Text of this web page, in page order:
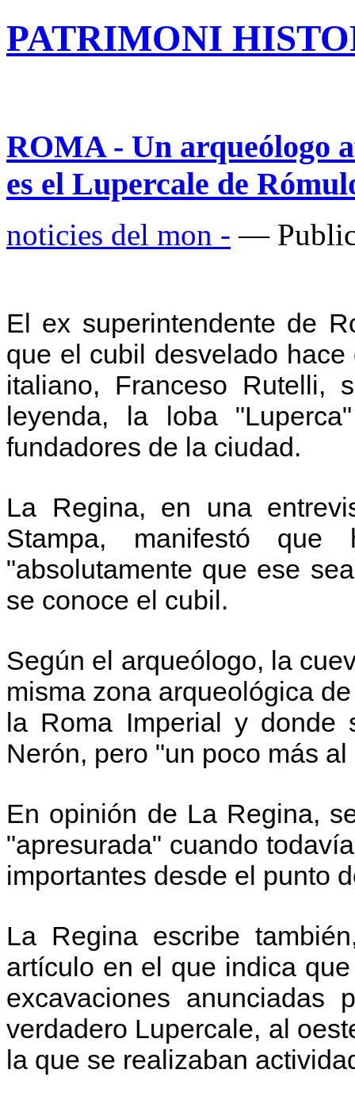
PATRIMONI
ROMA - Un arqueólogo
es el Lupercale de
noticies del mon - —
El ex superintendente de
que el cubil desvelado
italiano, Franceso
leyenda, la loba
fundadores de la ciudad.
La Regina, en una
Stampa, manifestó
"absolutamente que ese
se conoce el cubil.
Según el arqueólogo, la
misma zona arqueológica
la Roma Imperial y
Nerón, pero "un poco más al
En opinión de La Regina,
"apresurada" cuando
importantes desde el punto
La Regina escribe
artículo en el que indica
excavaciones
verdadero Lupercale, al
la que se realizaban